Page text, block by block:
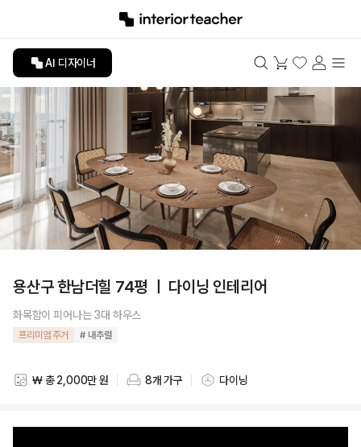
AI 디자이너
용산구 한남더힐 74평 ㅣ 다이닝 인테리어
화목함이 피어나는 3대 하우스
프리미엄 주거 # 내추럴
스타일링 비용
₩ 총 2,000만 원 스타일링 가구 개수
8개 가구 스타일링 공간
다이닝